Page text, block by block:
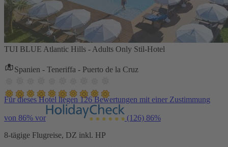
TUI BLUE Atlantic Hills - Adults Only Stil-Hotel
Spanien - Teneriffa - Puerto de la Cruz
Für dieses Hotel liegen 126 Bewertungen mit einer Zustimmung
von 86% vor (126) 86%
8-tägige Flugreise, DZ inkl. HP